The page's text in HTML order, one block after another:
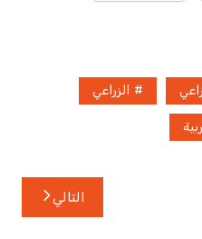
الزراعي
التالي